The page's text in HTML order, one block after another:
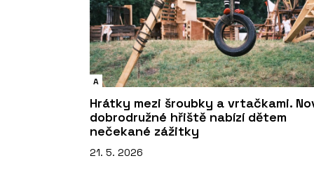
A
Hrátky mezi šroubky a vrtačkami.
dobrodružné hřiště nabízí dětem
nečekané zážitky
21. 5. 2026